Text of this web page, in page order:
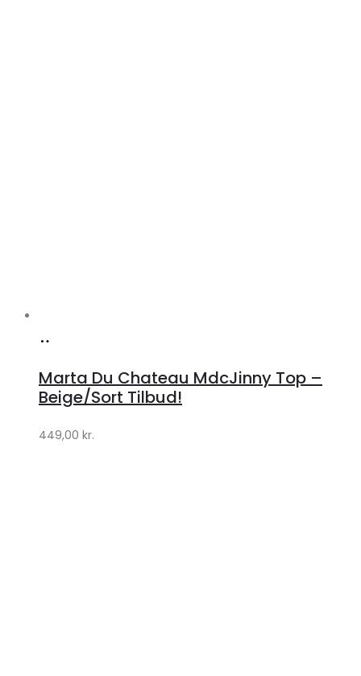
Klædeskabet.dk
Marta Du Chateau MdcJinny Top –
Beige/Sort Tilbud!
449,00 kr.